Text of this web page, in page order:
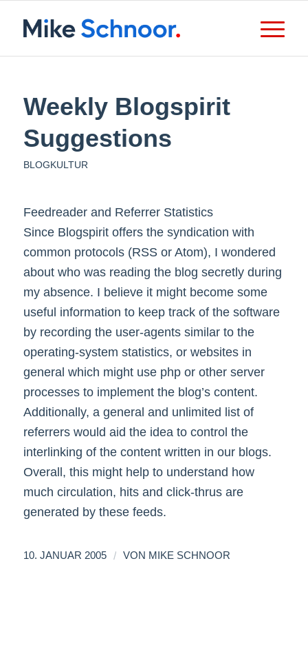
Weekly Blogspirit
Suggestions
BLOGKULTUR
Feedreader and Referrer Statistics
Since Blogspirit offers the syndication with
common protocols (RSS or Atom), I wondered
about who was reading the blog secretly during
my absence. I believe it might become some
useful information to keep track of the software
by recording the user-agents similar to the
operating-system statistics, or websites in
general which might use php or other server
processes to implement the blog’s content.
Additionally, a general and unlimited list of
referrers would aid the idea to control the
interlinking of the content written in our blogs.
Overall, this might help to understand how
much circulation, hits and click-thrus are
generated by these feeds.
10. JANUAR 2005 / VON MIKE SCHNOOR